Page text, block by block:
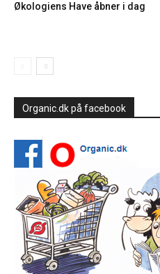
Økologiens Have åbner i dag
Organic.dk på facebook